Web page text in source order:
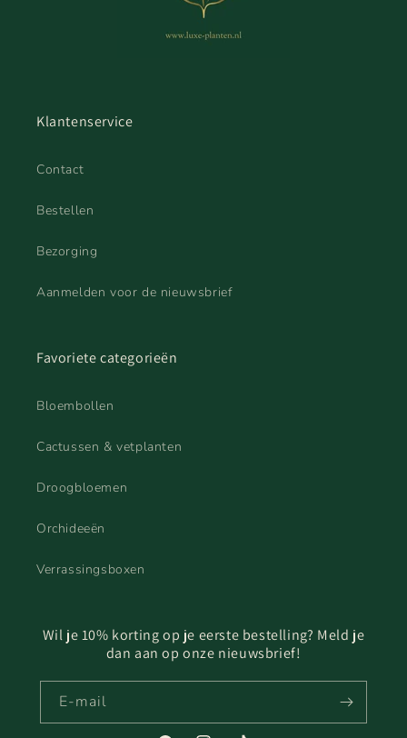
Klantenservice
Contact
Bestellen
Bezorging
Aanmelden voor de nieuwsbrief
Favoriete categorieën
Bloembollen
Cactussen & vetplanten
Droogbloemen
Orchideeën
Verrassingsboxen
Wil je 10% korting op je eerste bestelling? Meld je
dan aan op onze nieuwsbrief!
E‑mail